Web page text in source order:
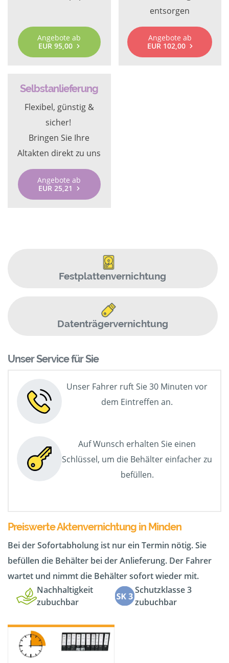
Angebote ab
EUR 95,00
entsorgen
Angebote ab
EUR 102,00
Selbstanlieferung
Flexibel, günstig &
sicher!
Bringen Sie Ihre
Altakten direkt zu uns
Angebote ab
EUR 25,21
Festplattenvernichtung
Datenträgervernichtung
Unser Service für Sie
Unser Fahrer ruft Sie 30 Minuten vor
dem Eintreffen an.
Auf Wunsch erhalten Sie einen
Schlüssel, um die Behälter einfacher zu
befüllen.
Preiswerte Aktenvernichtung in Minden
Bei der Sofortabholung ist nur ein Termin nötig. Sie
befüllen die Behälter bei der Anlieferung. Der Fahrer
wartet und nimmt die Behälter sofort wieder mit.
Nachhaltigkeit
zubuchbar
Schutzklasse 3
zubuchbar